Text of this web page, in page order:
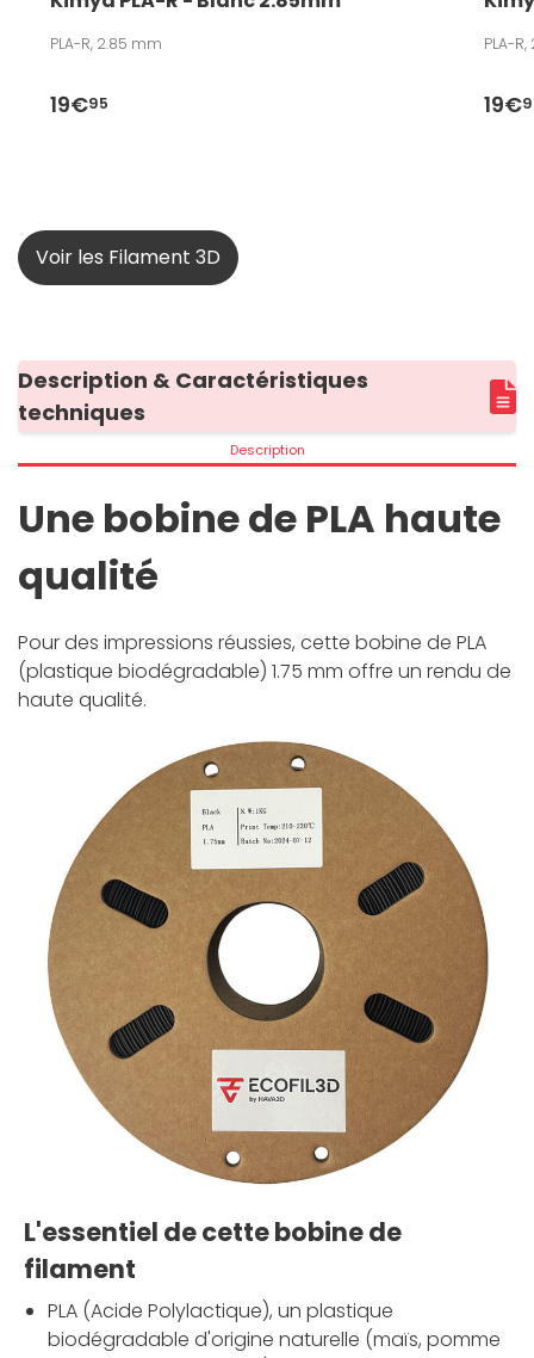
PLA-R, 2.85 mm
19€95
PLA-
19€
Voir les Filament 3D
Description & Caractéristiques
techniques
Description
Une bobine de PLA haute
qualité
Pour des impressions réussies, cette bobine de PLA
(plastique biodégradable) 1.75 mm offre un rendu de
haute qualité.
L'essentiel de cette bobine de
filament
PLA (Acide Polylactique), un plastique
biodégradable d'origine naturelle (maïs, pomme